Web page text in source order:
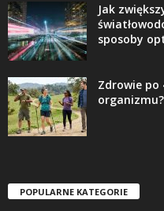
Jak
sposoby
Zdrowie po
organizmu?
POPULARNE KATEGORIE